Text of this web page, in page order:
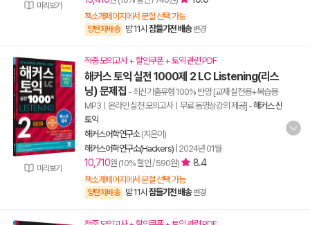
미리보기
책소개페이지에서 분철 선택 가능
양탄자배송 밤 11시 잠들기전 배송 변경
미리보기
적중 모의고사 + 할인쿠폰 + 토익 관련 PDF
해커스 토익 실전 1000제 2 LC Listening(리스
닝) 문제집 - 최신기출유형 100% 반영 [교재 실전용+복습용
MP3ㅣ온라인 실전 모의고사ㅣ무료 동영상강의 제공] -해커스 신
토익
해커스어학연구소(지은이)
해커스어학연구소(Hackers) 2024년 01월
10,710원 (10% 할인 / 590원) 8.4
책소개페이지에서 분철 선택 가능
양탄자배송 밤 11시 잠들기전 배송 변경